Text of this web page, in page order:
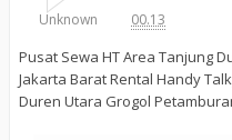
Unknown 00.13
Pusat Sewa HT Area Tanjung
Jakarta Barat Rental Handy
Duren Utara Grogol